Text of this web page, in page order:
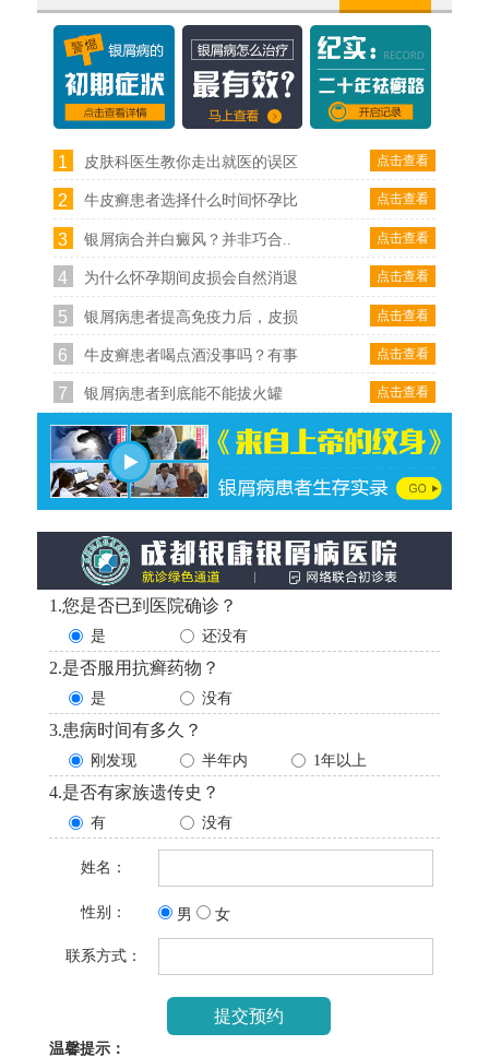
1 点击查看
皮肤科医生教你走出就医的误区
2 点击查看
牛皮癣患者选择什么时间怀孕比
3 点击查看
银屑病合并白癜风？并非巧合..
4 点击查看
为什么怀孕期间皮损会自然消退
5 点击查看
银屑病患者提高免疫力后，皮损
6 点击查看
牛皮癣患者喝点酒没事吗？有事
7 点击查看
银屑病患者到底能不能拔火罐
1.您是否已到医院确诊？
是 还没有
2.是否服用抗癣药物？
是 没有
3.患病时间有多久？
刚发现 半年内 1年以上
4.是否有家族遗传史？
有 没有
姓名：
性别： 男 女
联系方式：
温馨提示：